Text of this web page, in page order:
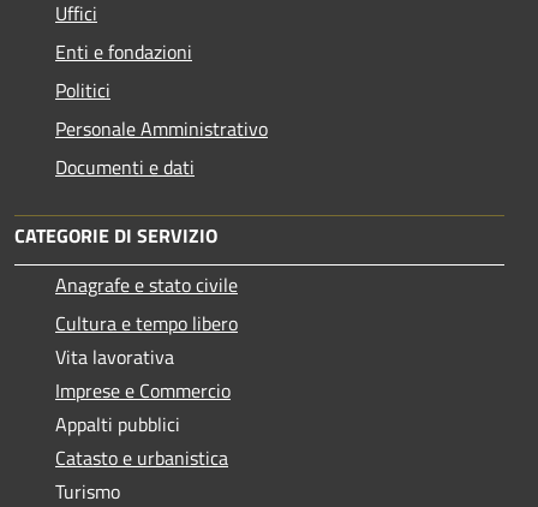
Uffici
Enti e fondazioni
Politici
Personale Amministrativo
Documenti e dati
CATEGORIE DI SERVIZIO
Anagrafe e stato civile
Cultura e tempo libero
Vita lavorativa
Imprese e Commercio
Appalti pubblici
Catasto e urbanistica
Turismo